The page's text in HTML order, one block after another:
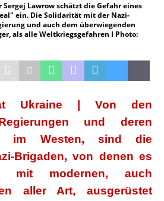
Lawrow schätzt die Gefahr eines
ein. Die Solidarität mit der Nazi-
und auch dem überwiegenden
als alle Weltkriegsgefahren I Photo:
Ukraine | Von den
und deren
im Westen, sind die
Brigaden, von denen es
mit modernen, auch
aller Art, ausgerüstet